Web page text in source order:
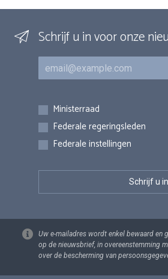
Schrijf u in voor onze
E-mail
Inschrijvingen
Ministerraad
Federale regeringsleden
Federale instellingen
Uw e-mailadres wordt enkel bewaard en
op de nieuwsbrief, in overeenstemming
over de bescherming van